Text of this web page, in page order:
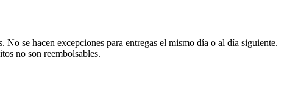
se hacen excepciones para entregas el mismo día o al día siguiente.
no son reembolsables.